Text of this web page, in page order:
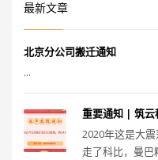
最新文章
北京分公司搬迁通知
...
重要通知 | 筑云
2020年这是大
走了科比，曼巴